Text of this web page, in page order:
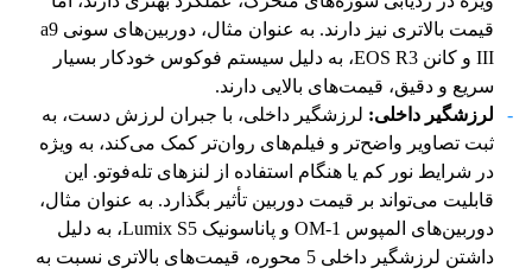
قیمت بالاتری نیز دارند. به عنوان مثال، دوربین‌های سونی a9
III و کانن EOS R3، به دلیل سیستم فوکوس خودکار بسیار
سریع و دقیق، قیمت‌های بالایی دارند.
لرزشگیر داخلی: لرزشگیر داخلی، با جبران لرزش دست، به
ثبت تصاویر واضح‌تر و فیلم‌های روان‌تر کمک می‌کند، به ویژه
در شرایط نور کم یا هنگام استفاده از لنزهای تله‌فوتو. این
قابلیت می‌تواند بر قیمت دوربین تأثیر بگذارد. به عنوان مثال،
دوربین‌های المپوس OM-1 و پاناسونیک Lumix S5، به دلیل
داشتن لرزشگیر داخلی 5 محوره، قیمت‌های بالاتری نسبت به